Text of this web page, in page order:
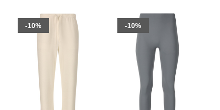
-10% -10%